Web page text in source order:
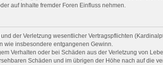
auf Inhalte fremder Foren Einfluss nehmen.
der Verletzung wesentlicher Vertragspflichten
wie insbesondere entgangenen Gewinn.
Verhalten oder bei Schäden aus der Verletzung von
Schäden und im übrigen der Höhe nach auf die